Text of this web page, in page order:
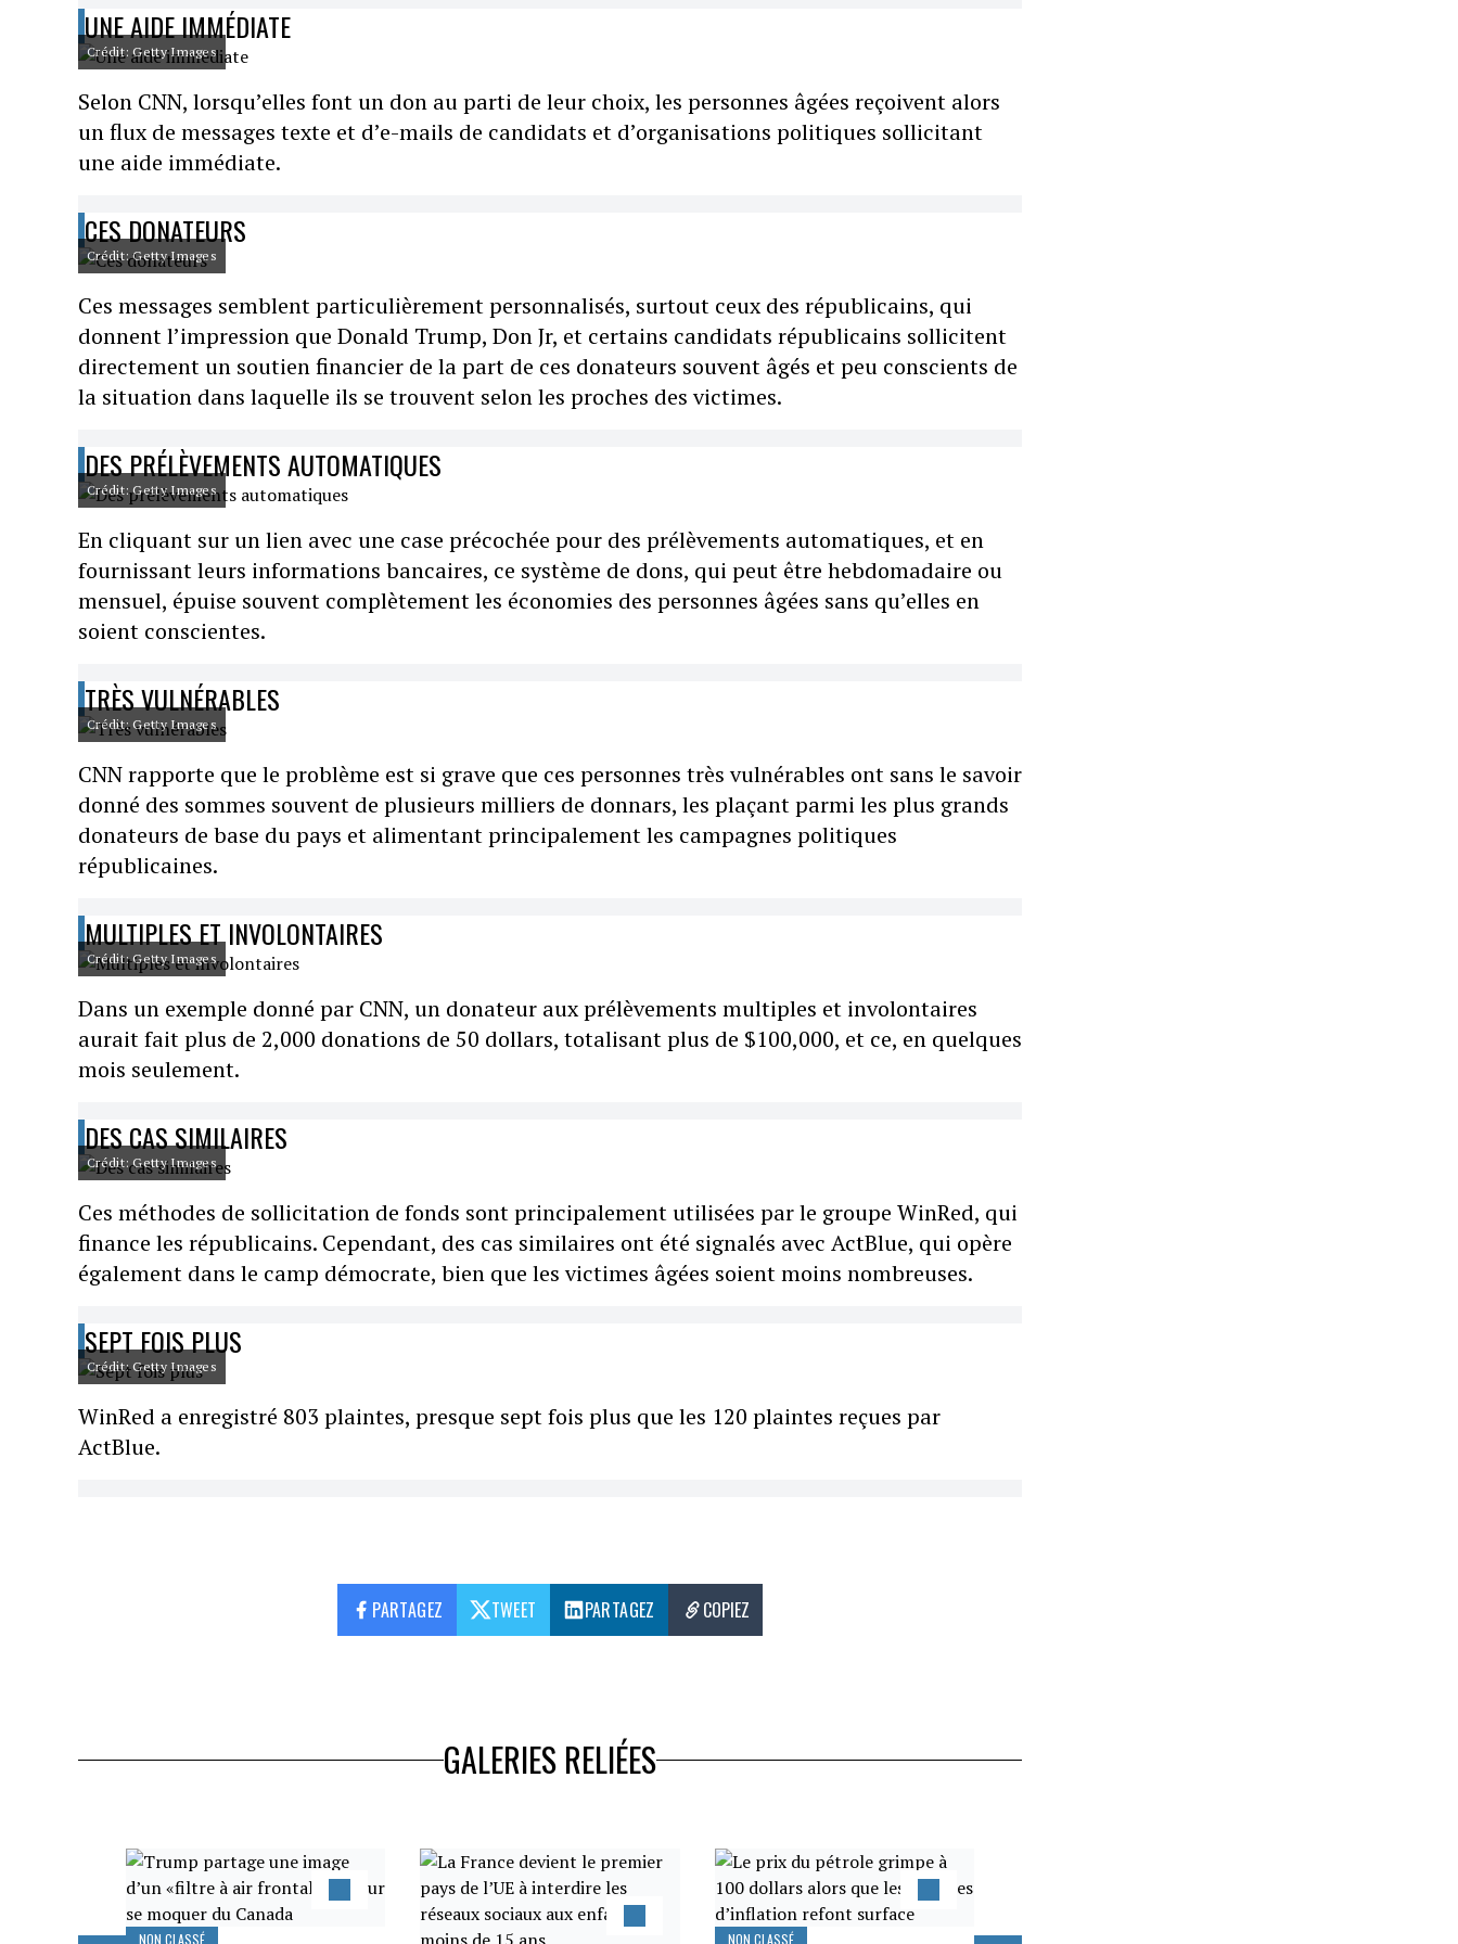
UNE AIDE IMMÉDIATE
Crédit: Getty Images
Selon CNN, lorsqu’elles font un don au parti de leur choix, les personnes âgées reçoivent alors
un flux de messages texte et d’e-mails de candidats et d’organisations politiques sollicitant
une aide immédiate.
CES DONATEURS
Crédit: Getty Images
Ces messages semblent particulièrement personnalisés, surtout ceux des républicains, qui
donnent l’impression que Donald Trump, Don Jr, et certains candidats républicains sollicitent
directement un soutien financier de la part de ces donateurs souvent âgés et peu conscients de
la situation dans laquelle ils se trouvent selon les proches des victimes.
DES PRÉLÈVEMENTS AUTOMATIQUES
Crédit: Getty Images
En cliquant sur un lien avec une case précochée pour des prélèvements automatiques, et en
fournissant leurs informations bancaires, ce système de dons, qui peut être hebdomadaire ou
mensuel, épuise souvent complètement les économies des personnes âgées sans qu’elles en
soient conscientes.
TRÈS VULNÉRABLES
Crédit: Getty Images
CNN rapporte que le problème est si grave que ces personnes très vulnérables ont sans le savoir
donné des sommes souvent de plusieurs milliers de donnars, les plaçant parmi les plus grands
donateurs de base du pays et alimentant principalement les campagnes politiques
républicaines.
MULTIPLES ET INVOLONTAIRES
Crédit: Getty Images
Dans un exemple donné par CNN, un donateur aux prélèvements multiples et involontaires
aurait fait plus de 2,000 donations de 50 dollars, totalisant plus de $100,000, et ce, en quelques
mois seulement.
DES CAS SIMILAIRES
Crédit: Getty Images
Ces méthodes de sollicitation de fonds sont principalement utilisées par le groupe WinRed, qui
finance les républicains. Cependant, des cas similaires ont été signalés avec ActBlue, qui opère
également dans le camp démocrate, bien que les victimes âgées soient moins nombreuses.
SEPT FOIS PLUS
Crédit: Getty Images
WinRed a enregistré 803 plaintes, presque sept fois plus que les 120 plaintes reçues par
ActBlue.
PARTAGEZ TWEET PARTAGEZ COPIEZ
GALERIES RELIÉES
NON CLASSÉ NON CLASSÉ